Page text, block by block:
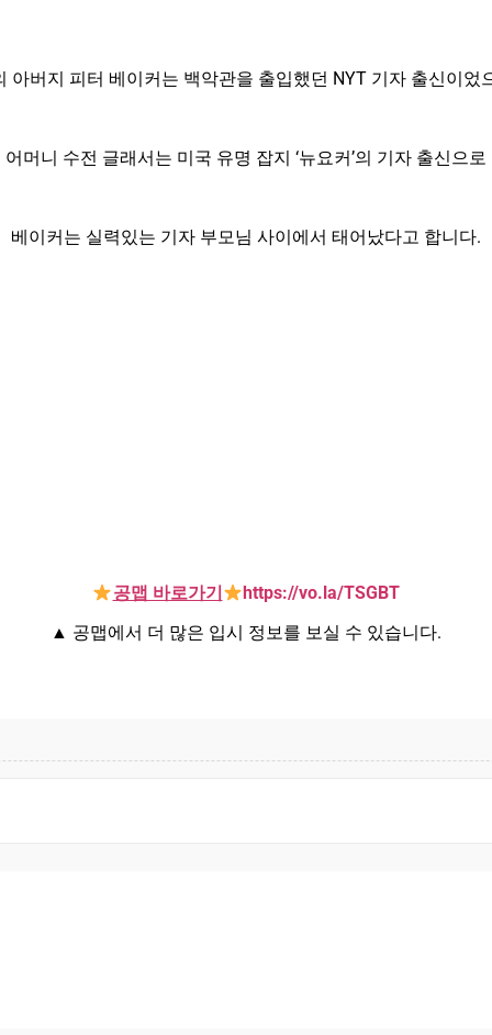
아버지 피터 베이커는 백악관을 출입했던 NYT 기자 출신이었
어머니 수전 글래서는 미국 유명 잡지 ‘뉴요커’의 기자 출신으로
베이커는 실력있는 기자 부모님 사이에서 태어났다고 합니다.
공맵 바로가기
https://vo.la/TSGBT
▲ 공맵에서 더 많은 입시 정보를 보실 수 있습니다.